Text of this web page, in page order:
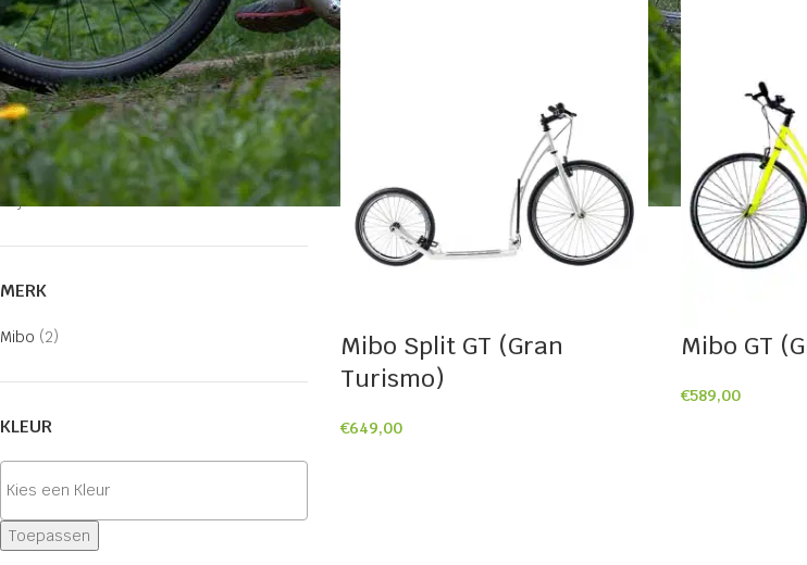
Sportsteps
Vouwsteps
PRIJS
Filter
Prijs:€580 — €650
MERK
Mibo (2)
KLEUR
Toepassen
Mibo Split GT (Gran
Turismo)
€649,00
Mibo GT
€589,00